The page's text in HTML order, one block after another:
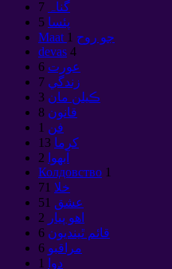
گناہ
7
پئسا 5
Maat جو روح 1
devas 4
عورت 6
زندگي 7
ڪيلن مان 3
قانون 8
فن 1
كرما 13
آبهوا 2
Колдовство 1
خلا 71
عشق 51
اهو پيار 2
قائم ٿينديون 6
مراقبو 6
دوا
1